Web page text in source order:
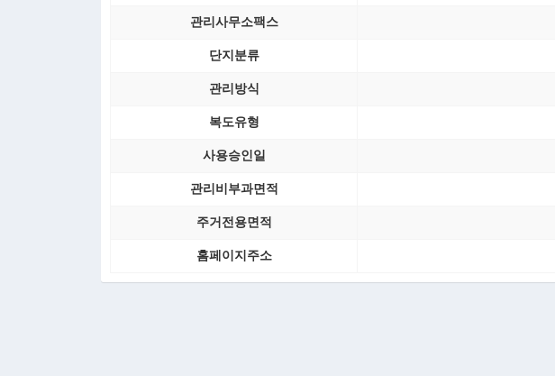
관리사무소팩스
단지분류
관리방식
복도유형
사용승인일
관리비부과면적
주거전용면적
홈페이지주소